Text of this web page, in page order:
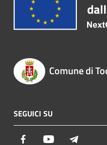
Comune di
SEGUICI SU
Facebook Youtube